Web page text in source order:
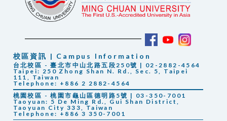
校區資訊 | Campus Information
台北校區 - 臺北市中山北路五段250號 | 02-2882-4564
Taipei: 250 Zhong Shan N. Rd., Sec. 5, Taipei
111, Taiwan
Telephone: +886 2 2882-4564
桃園校區 - 桃園市龜山區德明路5號 | 03-350-7001
Taoyuan: 5 De Ming Rd., Gui Shan District,
Taoyuan City 333, Taiwan
Telephone: +886 3 350-7001